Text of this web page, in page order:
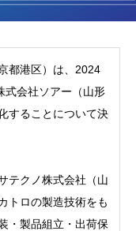
都港区）は、2024
式会社ソアー（山形
することについて決
テクノ株式会社（山
トロの製造技術をも
・製品組立・出荷保